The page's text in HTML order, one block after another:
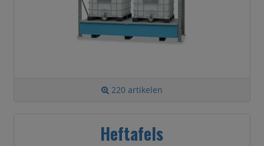
220 artikelen
Heftafels